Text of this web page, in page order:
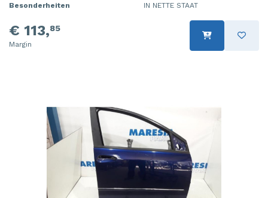
Besonderheiten
IN NETTE STAAT
€ 113,85
Margin